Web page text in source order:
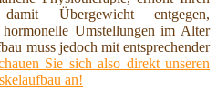
Übergewicht entgegen,
Umstellungen im Alter
muss jedoch mit entsprechender
Sie sich also direkt unseren
an!